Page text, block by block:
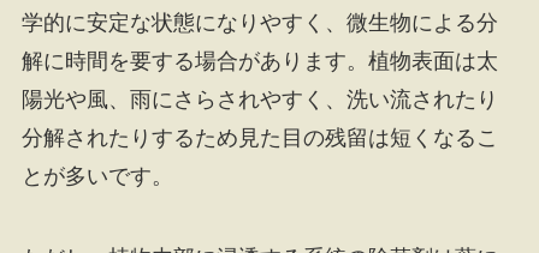
学的に安定な状態になりやすく、微生物による分
解に時間を要する場合があります。植物表面は太
陽光や風、雨にさらされやすく、洗い流されたり
分解されたりするため見た目の残留は短くなるこ
とが多いです。